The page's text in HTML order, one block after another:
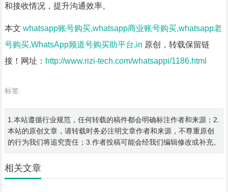
和接收情况，提升沟通效率。
本文 whatsapp账号购买,whatsapp商业账号购买,whatsapp老
号购买,WhatsApp频道号购买助平台,in 原创，转载保留链
接！网址： http://www.rizi-tech.com/whatsappi/1186.html
标签:
1.本站遵循行业规范，任何转载的稿件都会明确标注作者和来源；2.
本站的原创文章，请转载时务必注明文章作者和来源，不尊重原创
的行为我们将追究责任；3.作者投稿可能会经我们编辑修改或补充。
相关文章